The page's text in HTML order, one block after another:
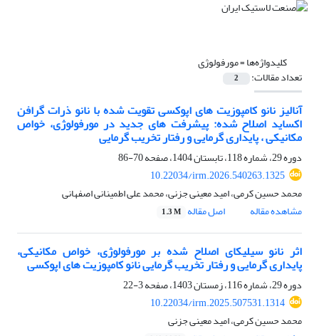
کلیدواژه‌ها =مورفولوژی
تعداد مقالات: 2
آنالیز نانو کامپوزیت های اپوکسی تقویت شده با نانو ذرات گرافن
اکساید اصلاح شده: پیشرفت های جدید در مورفولوژی، خواص
مکانیکی ، پایداری گرمایی و رفتار تخریب گرمایی
دوره 29، شماره 118، تابستان 1404، صفحه
70-86
10.22034/irm.2026.540263.1325
محمد حسین کرمی، امید معینی جزنی، محمد علی اطمینانی اصفهانی
مشاهده مقاله
اصل مقاله 1.3 M
اثر نانو سیلیکای اصلاح شده بر مورفولوژی، خواص مکانیکی،
پایداری گرمایی و رفتار تخریب گرمایی نانو کامپوزیت های اپوکسی
دوره 29، شماره 116، زمستان 1403، صفحه
3-22
10.22034/irm.2025.507531.1314
محمد حسین کرمی، امید معینی جزنی